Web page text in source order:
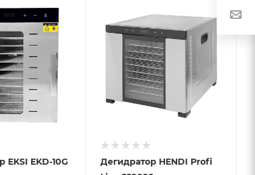
EKSI EKD-10G
Дегидратор HENDI Profi